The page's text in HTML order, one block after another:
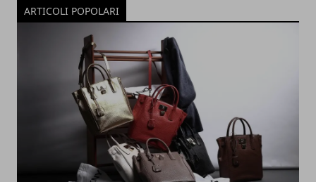
ARTICOLI POPOLARI